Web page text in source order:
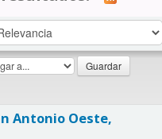
Antonio Oeste,